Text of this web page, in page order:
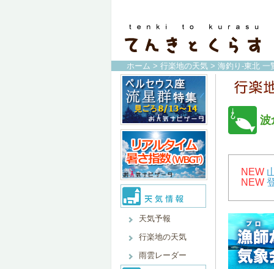
ホーム > 行楽地の天気 > 海釣り-東北 一
天気予報
行楽地の天気
雨雲レーダー
波
NEW
NEW